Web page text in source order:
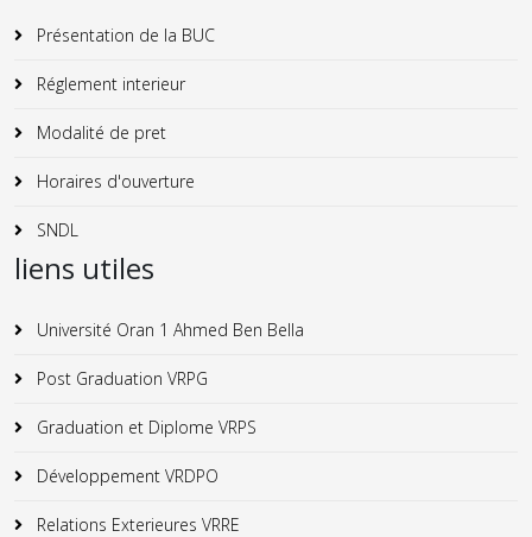
Présentation de la BUC
Réglement interieur
Modalité de pret
Horaires d'ouverture
SNDL
liens utiles
Université Oran 1 Ahmed Ben Bella
Post Graduation VRPG
Graduation et Diplome VRPS
Développement VRDPO
Relations Exterieures VRRE